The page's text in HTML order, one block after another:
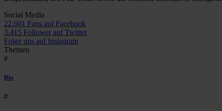
Social Media
22.601 Fans auf Facebook
3.415 Follower auf Twitter
Folge uns auf Instagram
Themen
#
Bio
#